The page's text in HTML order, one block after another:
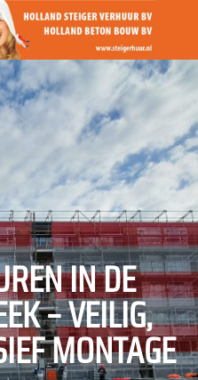
IN DE
– VEILIG,
MONTAGE